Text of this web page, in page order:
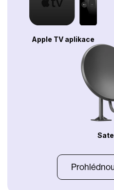
Apple TV aplikace